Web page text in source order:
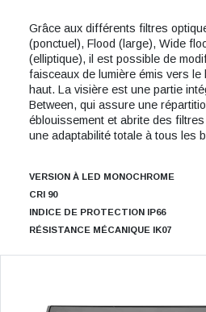
Grâce aux différents filtres
(ponctuel), Flood (large), Wide
(elliptique), il est possible de
faisceaux de lumière émis vers
haut. La visière est une partie
Between, qui assure une
éblouissement et abrite des
une adaptabilité totale à tous les
VERSION À LED MONOCHROME
CRI 90
INDICE DE PROTECTION IP66
RÉSISTANCE MÉCANIQUE IK07